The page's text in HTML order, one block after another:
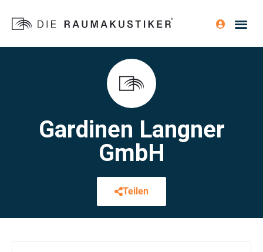
Gardinen Langner
GmbH
Teilen